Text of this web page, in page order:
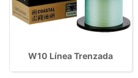
W10 Línea Trenzada